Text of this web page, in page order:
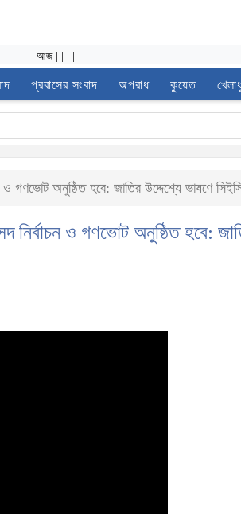
আজ
প্রবাসের সংবাদ অপরাধ কুয়েত
গণভোট অনুষ্ঠিত হবে: জাতির উদ্দেশ্যে ভাষণে
ও গণভোট অনুষ্ঠিত হবে: